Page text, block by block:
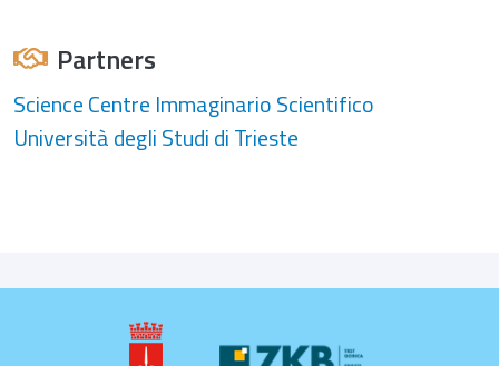
Partners
Science Centre Immaginario Scientifico
Università degli Studi di Trieste